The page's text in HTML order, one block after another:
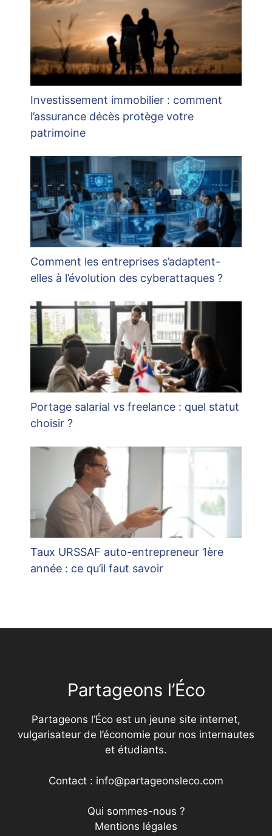
Investissement immobilier : comment
l’assurance décès protège votre
patrimoine
Comment les entreprises s’adaptent-
elles à l’évolution des cyberattaques ?
Portage salarial vs freelance : quel statut
choisir ?
Taux URSSAF auto-entrepreneur 1ère
année : ce qu’il faut savoir
Partageons l’Éco
Partageons l’Éco est un jeune site internet,
vulgarisateur de l’économie pour nos internautes
et étudiants.
Contact : info@partageonsleco.com
Qui sommes-nous ?
Mentions légales